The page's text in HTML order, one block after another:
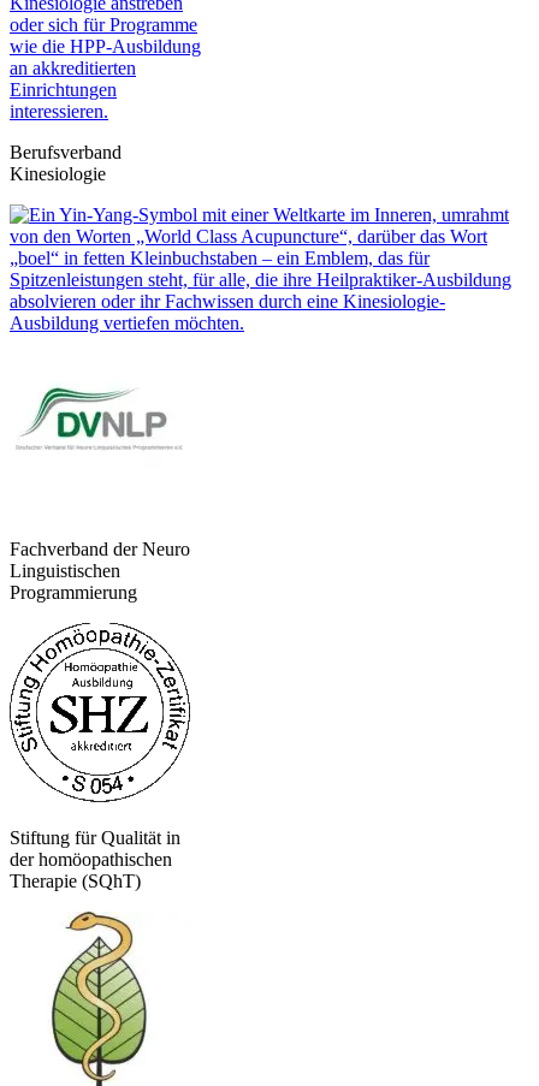
Berufsverband
Kinesiologie
Fachverband der Neuro
Linguistischen
Programmierung
Stiftung für Qualität in
der homöopathischen
Therapie (SQhT)